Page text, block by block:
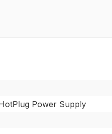
Power Supply